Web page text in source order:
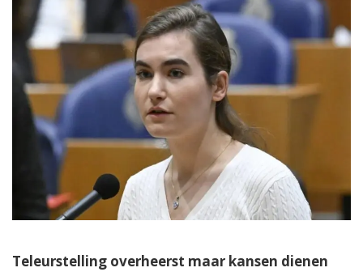
Teleurstelling overheerst maar kansen dienen